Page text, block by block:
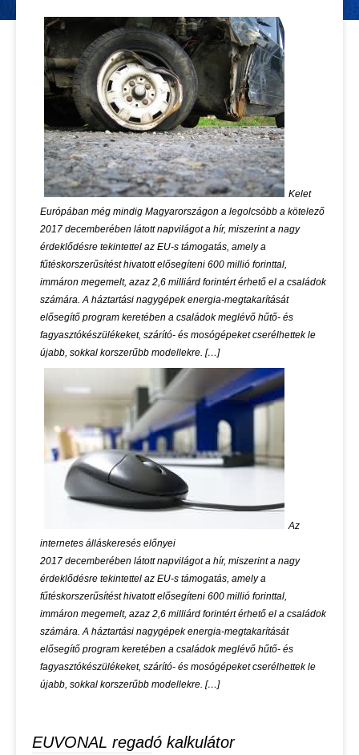
Kelet
Európában még mindig Magyarországon a legolcsóbb a kötelező
2017 decemberében látott napvilágot a hír, miszerint a nagy
érdeklődésre tekintettel az EU-s támogatás, amely a
fűtéskorszerűsítést hivatott elősegíteni 600 millió forinttal,
immáron megemelt, azaz 2,6 milliárd forintért érhető el a családok
számára. A háztartási nagygépek energia-megtakarítását
elősegítő program keretében a családok meglévő hűtő- és
fagyasztókészülékeket, szárító- és mosógépeket cserélhettek le
újabb, sokkal korszerűbb modellekre. […]
Az
internetes álláskeresés előnyei
2017 decemberében látott napvilágot a hír, miszerint a nagy
érdeklődésre tekintettel az EU-s támogatás, amely a
fűtéskorszerűsítést hivatott elősegíteni 600 millió forinttal,
immáron megemelt, azaz 2,6 milliárd forintért érhető el a családok
számára. A háztartási nagygépek energia-megtakarítását
elősegítő program keretében a családok meglévő hűtő- és
fagyasztókészülékeket, szárító- és mosógépeket cserélhettek le
újabb, sokkal korszerűbb modellekre. […]
EUVONAL regadó kalkulátor